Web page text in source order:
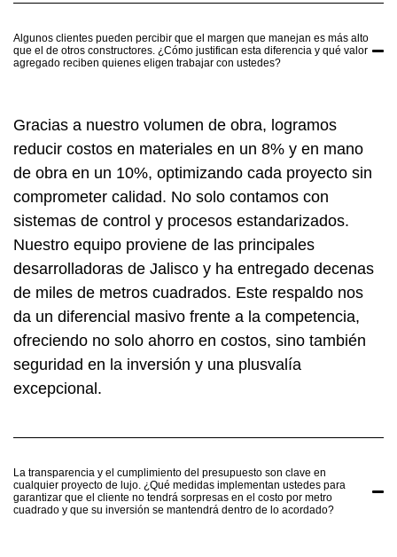
Algunos clientes pueden percibir que el margen que manejan es más alto
que el de otros constructores. ¿Cómo justifican esta diferencia y qué valor
agregado reciben quienes eligen trabajar con ustedes?
Gracias a nuestro volumen de obra, logramos
reducir costos en materiales en un 8% y en mano
de obra en un 10%, optimizando cada proyecto sin
comprometer calidad. No solo contamos con
sistemas de control y procesos estandarizados.
Nuestro equipo proviene de las principales
desarrolladoras de Jalisco y ha entregado decenas
de miles de metros cuadrados. Este respaldo nos
da un diferencial masivo frente a la competencia,
ofreciendo no solo ahorro en costos, sino también
seguridad en la inversión y una plusvalía
excepcional.
La transparencia y el cumplimiento del presupuesto son clave en
cualquier proyecto de lujo. ¿Qué medidas implementan ustedes para
garantizar que el cliente no tendrá sorpresas en el costo por metro
cuadrado y que su inversión se mantendrá dentro de lo acordado?